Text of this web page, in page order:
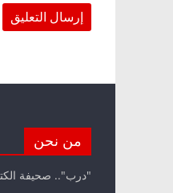
من نحن
"درب".. صحيفة